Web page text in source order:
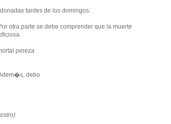
tardes de los domingos.
parte se debe comprender que la muerte
pereza
debo